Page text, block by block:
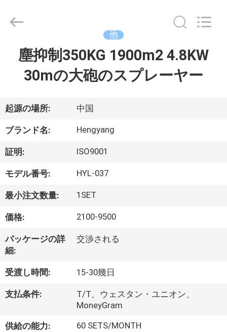
ロ
ダ
ク
ト
達
に
つ
い
2021
Industrial
他
塵抑制350KG 1900m2 4.8KW
30mの大砲のスプレーヤー
起源の場所: 中国
ブランド名: Hengyang
証明: ISO9001
モデル番号: HYL-037
最小注文数量: 1SET
価格: 2100-9500
パッケージの詳
細:
交渉される
受渡し時間: 15-30幾日
支払条件:
T/T、ウェスタン・ユニオン、
MoneyGram
供給の能力: 60 SETS/MONTH